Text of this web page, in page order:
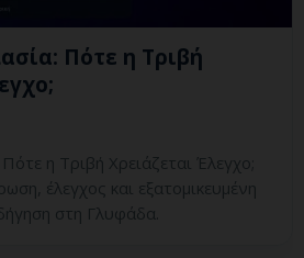
Πότε η Τριβή
η Τριβή Χρειάζεται Έλεγχο;
έλεγχος και εξατομικευμένη
στη Γλυφάδα.